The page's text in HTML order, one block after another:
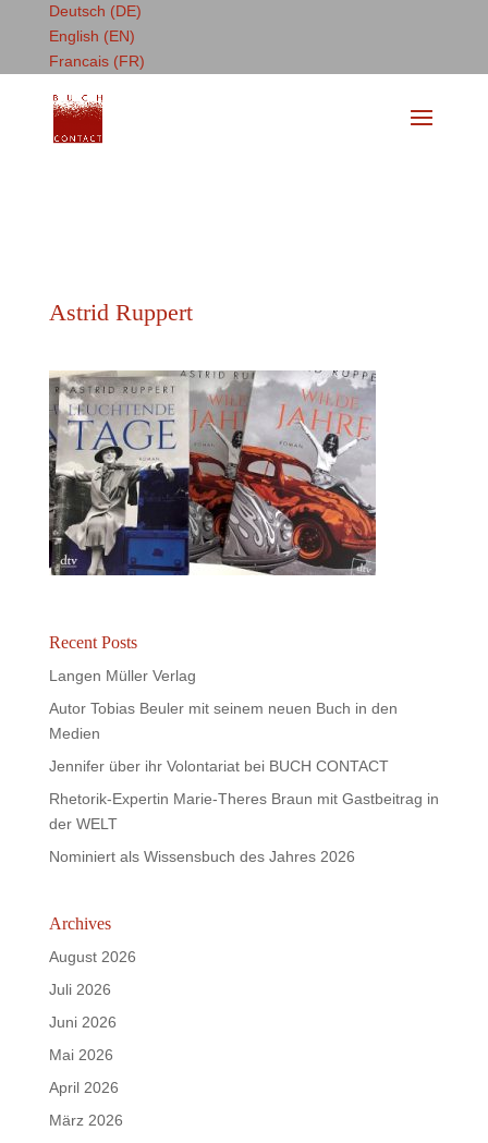
Deutsch (DE)
English (EN)
Francais (FR)
Astrid Ruppert
Recent Posts
Langen Müller Verlag
Autor Tobias Beuler mit seinem neuen Buch in den
Medien
Jennifer über ihr Volontariat bei BUCH CONTACT
Rhetorik-Expertin Marie-Theres Braun mit Gastbeitrag in
der WELT
Nominiert als Wissensbuch des Jahres 2026
Archives
August 2026
Juli 2026
Juni 2026
Mai 2026
April 2026
März 2026